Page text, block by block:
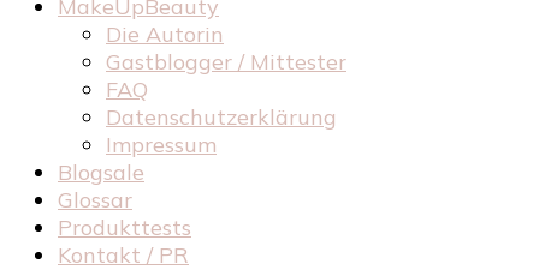
MakeUpBeauty
Die Autorin
Gastblogger / Mittester
FAQ
Datenschutzerklärung
Impressum
Blogsale
Glossar
Produkttests
Kontakt / PR